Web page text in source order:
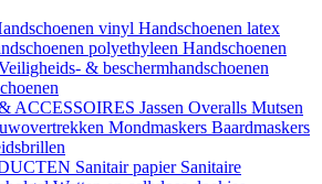
vinyl Handschoenen latex
polyethyleen Handschoenen
& beschermhandschoenen
ACCESSOIRES Jassen Overalls Mutsen
Mondmaskers Baardmaskers
Sanitair papier Sanitaire